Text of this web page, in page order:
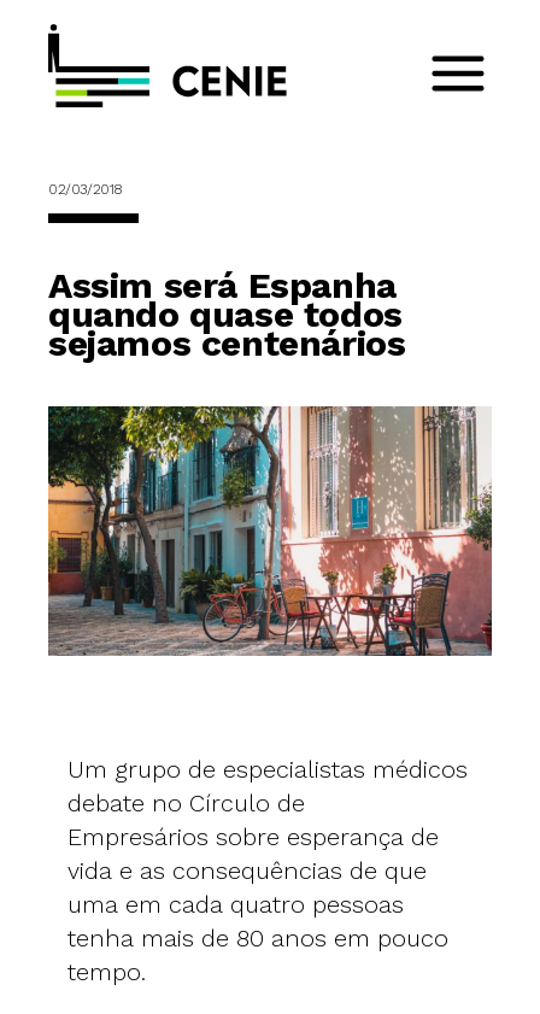
02/03/2018
Assim será Espanha
quando quase todos
sejamos centenários
Um grupo de especialistas médicos
debate no Círculo de
Empresários sobre esperança de
vida e as consequências de que
uma em cada quatro pessoas
tenha mais de 80 anos em pouco
tempo.